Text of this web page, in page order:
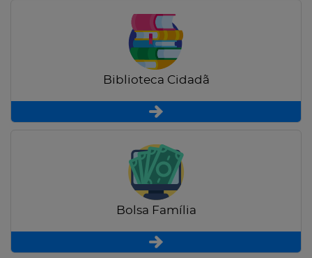
Biblioteca Cidadã
Bolsa Família